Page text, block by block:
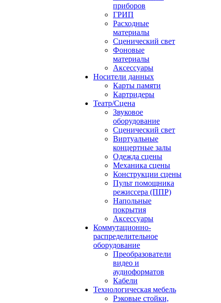
приборов
ГРИП
Расходные
материалы
Сценический свет
Фоновые
материалы
Аксессуары
Носители данных
Карты памяти
Картридеры
Театр/Сцена
Звуковое
оборудование
Сценический свет
Виртуальные
концертные залы
Одежда сцены
Механика сцены
Конструкции сцены
Пульт помощника
режиссера (ППР)
Напольные
покрытия
Аксессуары
Коммутационно-
распределительное
оборудование
Преобразователи
видео и
аудиоформатов
Кабели
Технологическая мебель
Рэковые стойки,